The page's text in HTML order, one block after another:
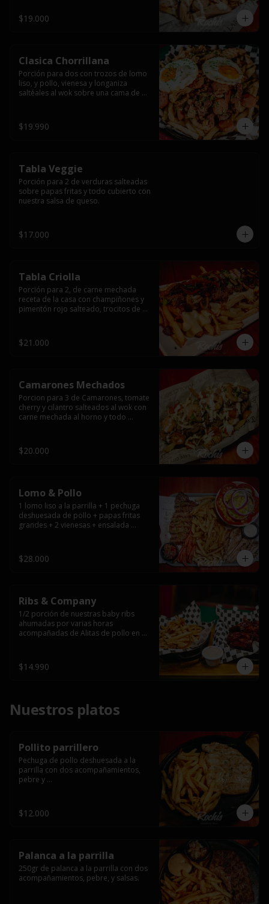
$19.000
Clasica Chorrillana
Porción para dos con trozos de lomo
liso, y pollo, vienesa y longaniza
saltéales al wok sobre una cama de
$19.990
Tabla Veggie
Porción para 2 de verduras salteadas
sobre papas fritas y todo cubierto con
nuestra salsa de queso.
$17.000
Tabla Criolla
Porción para 2, de carne mechada
receta de la casa con champiñones y
pimentón rojo salteado, trocitos de
papas fritas.
$21.000
Camarones Mechados
Porcion para 3 de Camarones, tomate
cherry y cilantro salteados al wok con
carne mechada al horno y todo
casera.
$20.000
Lomo & Pollo
1 lomo liso a la parrilla + 1 pechuga
deshuesada de pollo + papas fritas
grandes + 2 vienesas + ensalada
$28.000
Ribs & Company
1/2 porción de nuestras baby ribs
ahumadas por varias horas
acompañadas de Alitas de pollo en
$14.990
Nuestros platos
Pollito parrillero
Pechuga de pollo deshuesada a la
parrilla con dos acompañamientos,
pebre y
$12.000
Palanca a la parrilla
250gr de palanca a la parrilla con dos
acompañamientos, pebre, y salsas.